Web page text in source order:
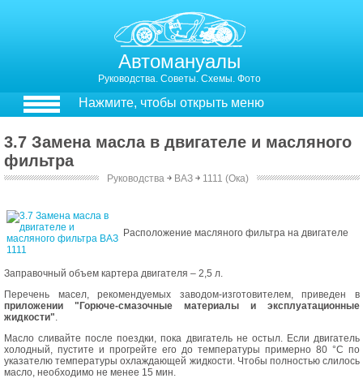
Автомануалы
Руководства. Советы. Схемы. Фото
Нажмите, чтобы открыть меню
3.7 Замена масла в двигателе и масляного
фильтра
Руководства ￫ ВАЗ ￫ 1111 (Ока)
Расположение масляного фильтра на двигателе
Заправочный объем картера двигателя – 2,5 л.
Перечень масел, рекомендуемых заводом-изготовителем, приведен в
приложении "Горюче-смазочные материалы и эксплуатационные
жидкости".
Масло сливайте после поездки, пока двигатель не остыл. Если двигатель
холодный, пустите и прогрейте его до температуры примерно 80 °С по
указателю температуры охлаждающей жидкости. Чтобы полностью слилось
масло, необходимо не менее 15 мин.